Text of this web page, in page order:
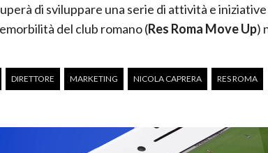
di sviluppare una serie di attività e
del club romano (Res Roma Move Up)
DIRETTORE MARKETING NICOLA CAPRERA RES ROMA